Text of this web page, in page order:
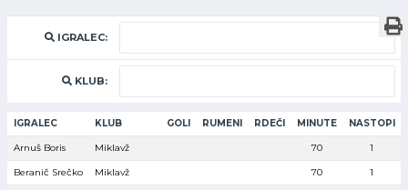
IGRALEC:
KLUB:
IGRALEC KLUB GOLI RUMENI RDEČI MINUTE NASTOPI
Arnuš Boris Miklavž 70 1
Beranič Srečko Miklavž 70 1